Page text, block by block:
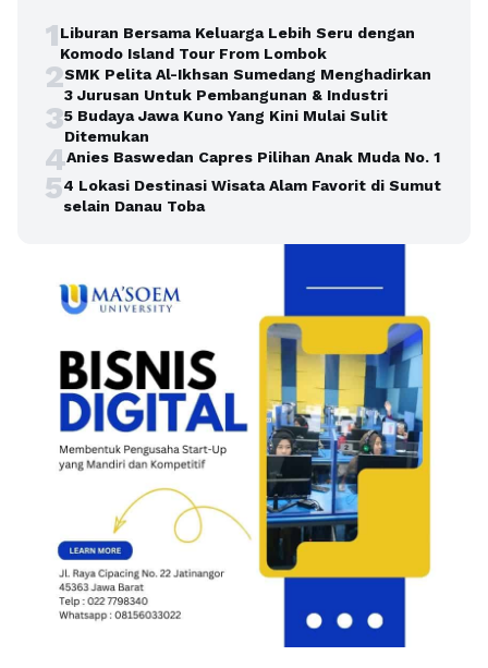
1Liburan Bersama Keluarga Lebih Seru dengan
Komodo Island Tour From Lombok
2SMK Pelita Al-Ikhsan Sumedang Menghadirkan
3 Jurusan Untuk Pembangunan & Industri
35 Budaya Jawa Kuno Yang Kini Mulai Sulit
Ditemukan
4Anies Baswedan Capres Pilihan Anak Muda No. 1
54 Lokasi Destinasi Wisata Alam Favorit di Sumut
selain Danau Toba